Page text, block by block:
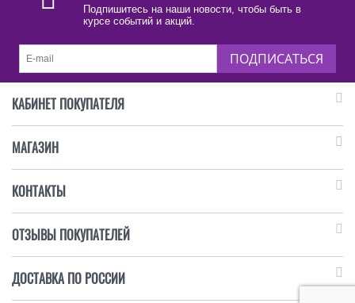
Подпишитесь на наши новости, чтобы быть в
курсе событий и акций.
ПОДПИСАТЬСЯ
КАБИНЕТ ПОКУПАТЕЛЯ
МАГАЗИН
КОНТАКТЫ
ОТЗЫВЫ ПОКУПАТЕЛЕЙ
ДОСТАВКА ПО РОССИИ